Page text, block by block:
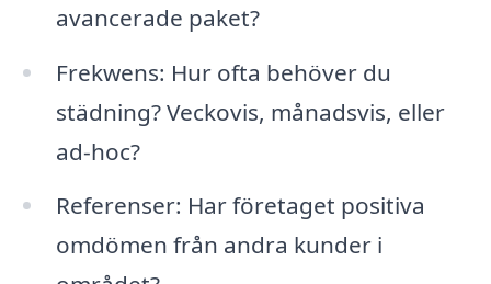
avancerade paket?
Frekwens: Hur ofta behöver du
städning? Veckovis, månadsvis, eller
ad-hoc?
Referenser: Har företaget positiva
omdömen från andra kunder i